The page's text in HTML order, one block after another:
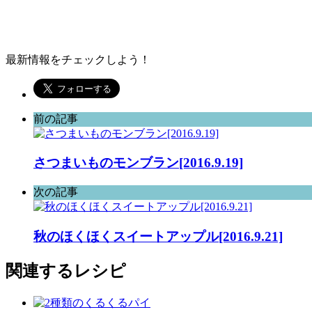
最新情報をチェックしよう！
前の記事
さつまいものモンブラン[2016.9.19]
次の記事
秋のほくほくスイートアップル[2016.9.21]
関連するレシピ